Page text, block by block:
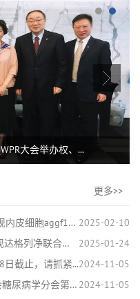
大会举办权、...
更多>>
2025-02-10
胞aggf1介导tn...
2025-01-24
净联合生活方...
2024-11-05
截止，请抓紧...
2024-11-05
分会第二十六次...